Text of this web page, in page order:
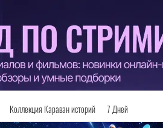
Коллекция Караван историй 7 Дней